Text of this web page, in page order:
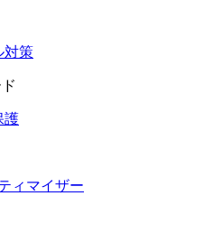
対策
護
ィマイザー